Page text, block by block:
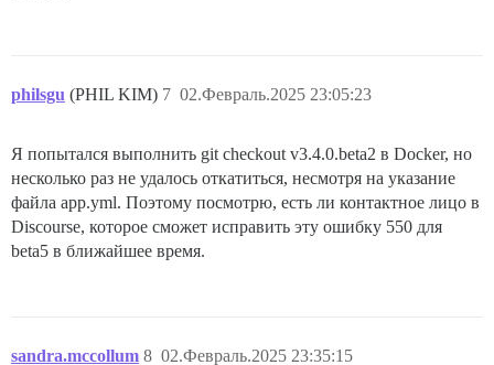
philsgu (PHIL KIM) 02.Февраль.2025 23:05:23
7
Я попытался выполнить git checkout v3.4.0.beta2 в Docker, но
несколько раз не удалось откатиться, несмотря на указание
файла app.yml. Поэтому посмотрю, есть ли контактное лицо в
Discourse, которое сможет исправить эту ошибку 550 для
beta5 в ближайшее время.
sandra.mccollum 02.Февраль.2025 23:35:15
8